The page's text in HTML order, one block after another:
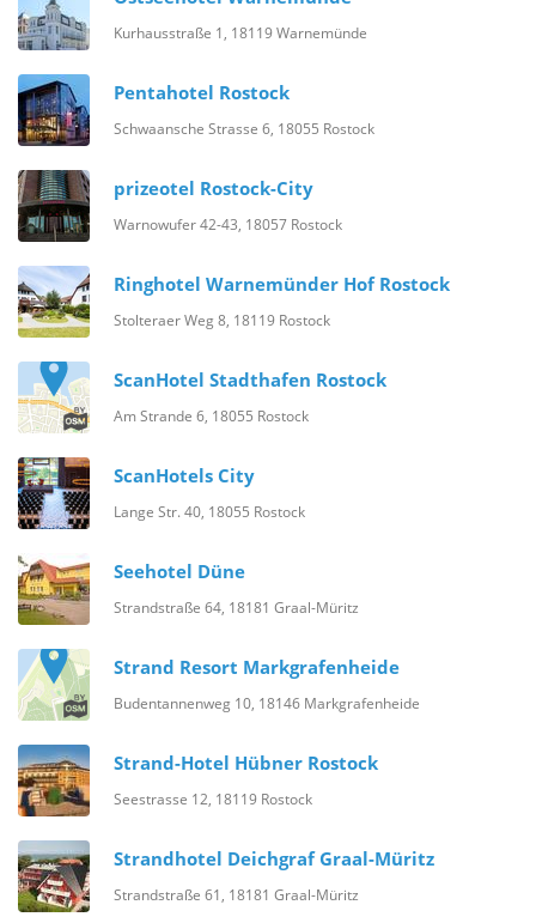
Kurhausstraße 1, 18119 Warnemünde
Pentahotel Rostock
Schwaansche Strasse 6, 18055 Rostock
prizeotel Rostock-City
Warnowufer 42-43, 18057 Rostock
Ringhotel Warnemünder Hof Rostock
Stolteraer Weg 8, 18119 Rostock
ScanHotel Stadthafen Rostock
Am Strande 6, 18055 Rostock
ScanHotels City
Lange Str. 40, 18055 Rostock
Seehotel Düne
Strandstraße 64, 18181 Graal-Müritz
Strand Resort Markgrafenheide
Budentannenweg 10, 18146 Markgrafenheide
Strand-Hotel Hübner Rostock
Seestrasse 12, 18119 Rostock
Strandhotel Deichgraf Graal-Müritz
Strandstraße 61, 18181 Graal-Müritz